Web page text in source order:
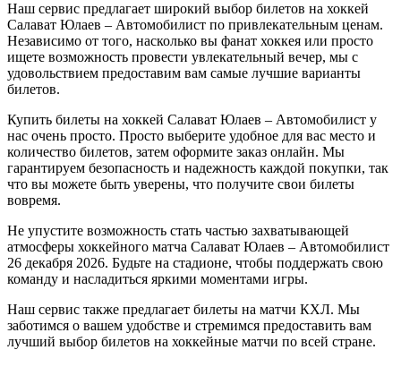
Наш сервис предлагает широкий выбор билетов на хоккей
Салават Юлаев – Автомобилист по привлекательным ценам.
Независимо от того, насколько вы фанат хоккея или просто
ищете возможность провести увлекательный вечер, мы с
удовольствием предоставим вам самые лучшие варианты
билетов.
Купить билеты на хоккей Салават Юлаев – Автомобилист у
нас очень просто. Просто выберите удобное для вас место и
количество билетов, затем оформите заказ онлайн. Мы
гарантируем безопасность и надежность каждой покупки, так
что вы можете быть уверены, что получите свои билеты
вовремя.
Не упустите возможность стать частью захватывающей
атмосферы хоккейного матча Салават Юлаев – Автомобилист
26 декабря 2026. Будьте на стадионе, чтобы поддержать свою
команду и насладиться яркими моментами игры.
Наш сервис также предлагает билеты на матчи КХЛ. Мы
заботимся о вашем удобстве и стремимся предоставить вам
лучший выбор билетов на хоккейные матчи по всей стране.